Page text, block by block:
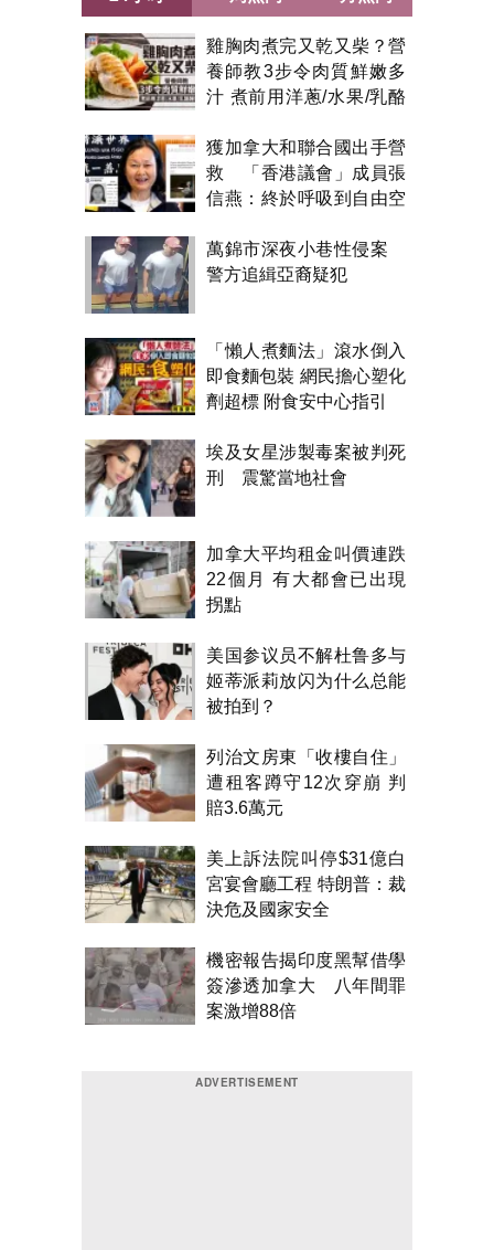
雞胸肉煮完又乾又柴？營
養師教3步令肉質鮮嫩多
汁 煮前用洋蔥/水果/乳酪
獲加拿大和聯合國出手營
救 「香港議會」成員張
信燕：終於呼吸到自由空
萬錦市深夜小巷性侵案
警方追緝亞裔疑犯
「懶人煮麵法」滾水倒入
即食麵包裝 網民擔心塑化
劑超標 附食安中心指引
埃及女星涉製毒案被判死
刑 震驚當地社會
加拿大平均租金叫價連跌
22個月 有大都會已出現
拐點
美国参议员不解杜鲁多与
姬蒂派莉放闪为什么总能
被拍到？
列治文房東「收樓自住」
遭租客蹲守12次穿崩 判
賠3.6萬元
美上訴法院叫停$31億白
宮宴會廳工程 特朗普：裁
決危及國家安全
機密報告揭印度黑幫借學
簽滲透加拿大 八年間罪
案激增88倍